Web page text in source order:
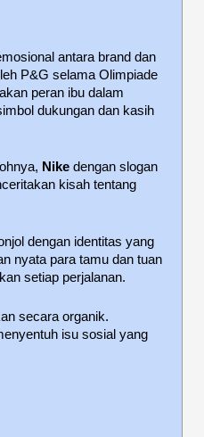
antara brand dan
P&G selama Olimpiade
peran ibu dalam
dukungan dan kasih
Nike dengan slogan
kisah tentang
dengan identitas yang
nyata para tamu dan tuan
setiap perjalanan.
secara organik.
isu sosial yang